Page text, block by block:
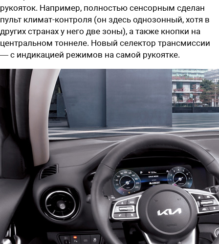
рукояток. Например, полностью сенсорным сделан
пульт климат-контроля (он здесь однозонный, хотя в
других странах у него две зоны), а также кнопки на
центральном тоннеле. Новый селектор трансмиссии
— с индикацией режимов на самой рукоятке.